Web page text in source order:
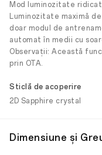
Mod luminozitate
Luminozitate maximă
doar modul de
automat în medii cu
Observații: Această
prin OTA.
Sticlă de acoperire
2D Sapphire crystal
Dimensiune și